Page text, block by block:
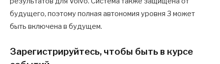
будущего, поэтому полная автономия уровня 3 может
быть включена в будущем.
Зарегистрируйтесь, чтобы быть в курсе